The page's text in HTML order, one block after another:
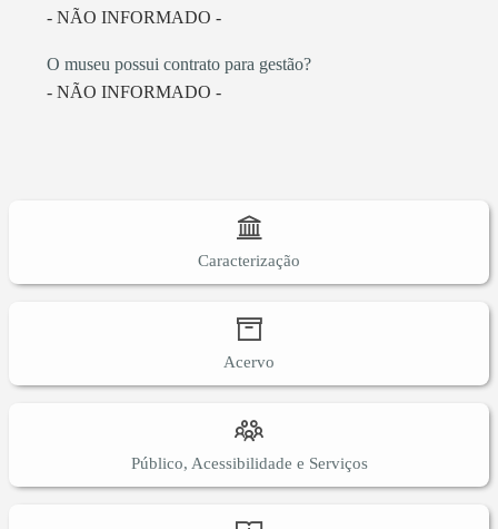
- NÃO INFORMADO -
O museu possui contrato para gestão?
- NÃO INFORMADO -
Caracterização
Acervo
Público, Acessibilidade e Serviços